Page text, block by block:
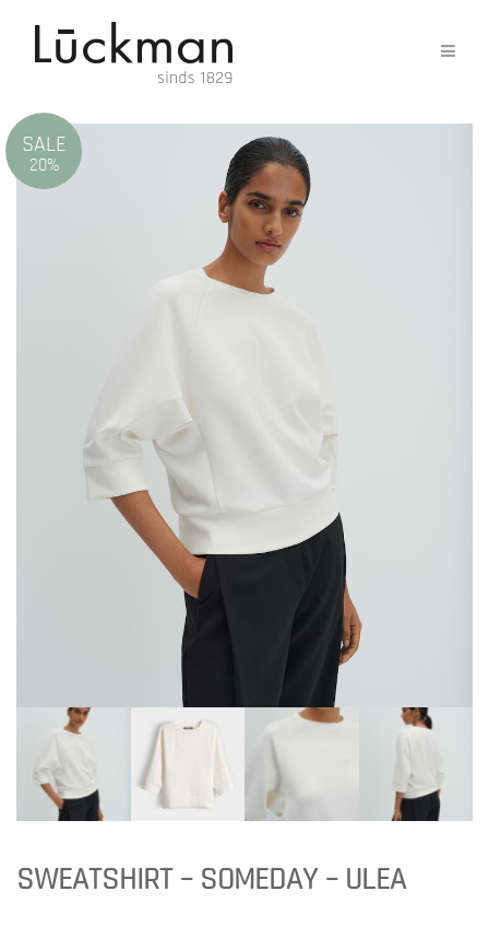
SALE
20%
SWEATSHIRT – SOMEDAY – ULEA